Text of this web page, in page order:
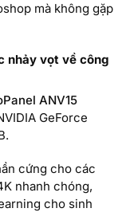
mà không gặp
nhảy vọt về công
ANV15
GeForce
cứng cho các
nhanh chóng,
cho sinh